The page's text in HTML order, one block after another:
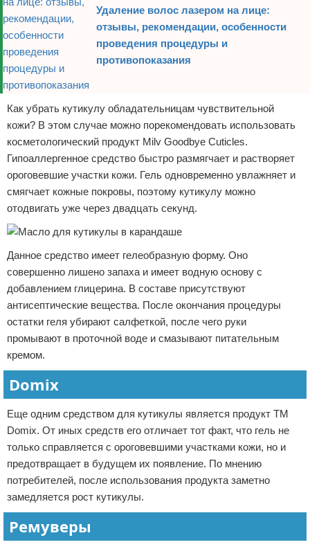
Удаление волос лазером на лице:
отзывы, рекомендации, особенности
проведения процедуры и
противопоказания
Как убрать кутикулу обладательницам чувствительной
кожи? В этом случае можно порекомендовать использовать
косметологический продукт Milv Goodbye Cuticles.
Гипоаллергенное средство быстро размягчает и растворяет
ороговевшие участки кожи. Гель одновременно увлажняет и
смягчает кожные покровы, поэтому кутикулу можно
отодвигать уже через двадцать секунд.
Данное средство имеет гелеобразную форму. Оно
совершенно лишено запаха и имеет водную основу с
добавлением глицерина. В составе присутствуют
антисептические вещества. После окончания процедуры
остатки геля убирают салфеткой, после чего руки
промывают в проточной воде и смазывают питательным
кремом.
Domix
Еще одним средством для кутикулы является продукт ТМ
Domix. От иных средств его отличает тот факт, что гель не
только справляется с ороговевшими участками кожи, но и
предотвращает в будущем их появление. По мнению
потребителей, после использования продукта заметно
замедляется рост кутикулы.
Ремуверы